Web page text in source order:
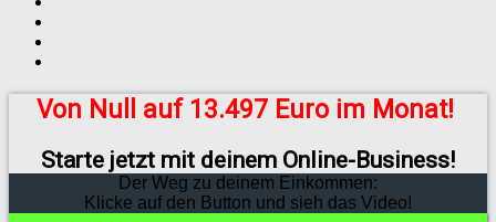
Von Null auf 13.497 Euro im Monat!
Starte jetzt mit deinem Online-Business!
Der Weg zu deinem Einkommen:
Klicke auf den Button und sieh das Video!